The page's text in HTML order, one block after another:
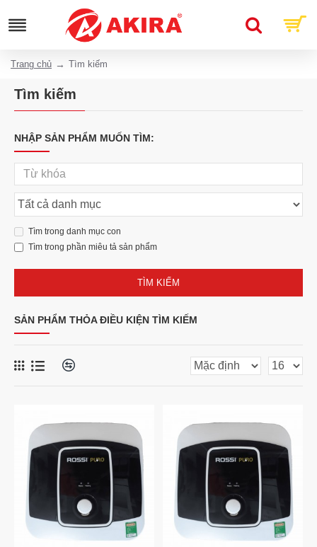
Trang chủ Tìm kiếm
Tìm kiếm
NHẬP SẢN PHẨM MUỐN TÌM:
Tìm trong danh mục con
Tìm trong phần miêu tả sản phẩm
TÌM KIẾM
SẢN PHẨM THỎA ĐIỀU KIỆN TÌM KIẾM